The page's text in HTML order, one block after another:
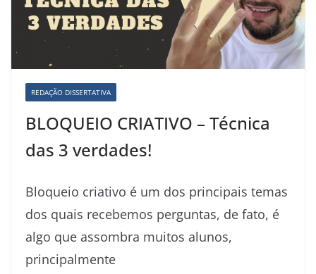
REDAÇÃO DISSERTATIVA
BLOQUEIO CRIATIVO – Técnica
das 3 verdades!
Bloqueio criativo é um dos principais temas
dos quais recebemos perguntas, de fato, é
algo que assombra muitos alunos,
principalmente